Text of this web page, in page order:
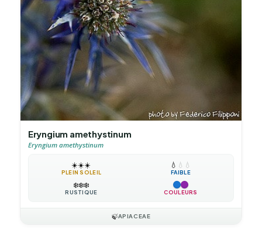
Eryngium amethystinum
Eryngium amethystinum
☀️☀️☀️
PLEIN SOLEIL
💧 💧 💧
FAIBLE
❄️❄️❄️
RUSTIQUE COULEURS
🍃APIACEAE